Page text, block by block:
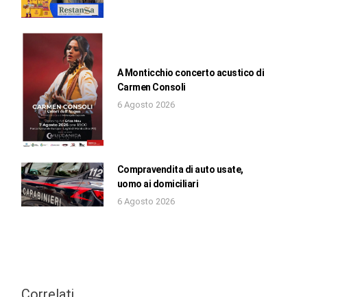
A Monticchio concerto acustico di
Carmen Consoli
6 Agosto 2026
Compravendita di auto usate,
uomo ai domiciliari
6 Agosto 2026